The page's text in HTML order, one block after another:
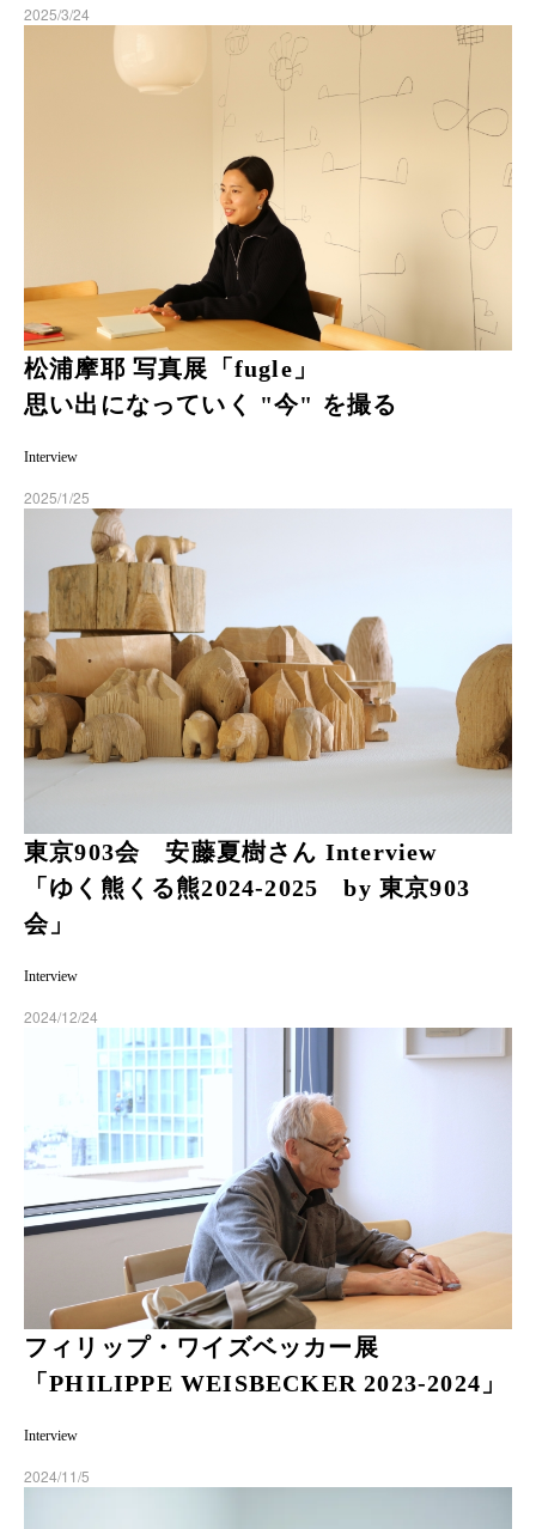
2025/3/24
松浦摩耶 写真展「fugle」
思い出になっていく "今" を撮る
Interview
2025/1/25
東京903会 安藤夏樹さん Interview
「ゆく熊くる熊2024-2025 by 東京903
会」
Interview
2024/12/24
フィリップ・ワイズベッカー展
「PHILIPPE WEISBECKER 2023-2024」
Interview
2024/11/5